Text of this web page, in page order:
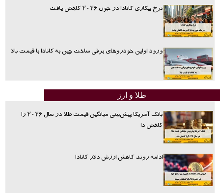
نرخ بیکاری کانادا در جون ۲۰۲۶ کاهش یافت
ورود اولین خودروهای برقی ساخت چین به کانادا با قیمت بالا
طلا و ارز
بانک آمریکا پیش‌بینی میانگین قیمت طلا در سال ۲۰۲۶ را
کاهش دا
ادامه روند کاهش ارزش دلار کانادا